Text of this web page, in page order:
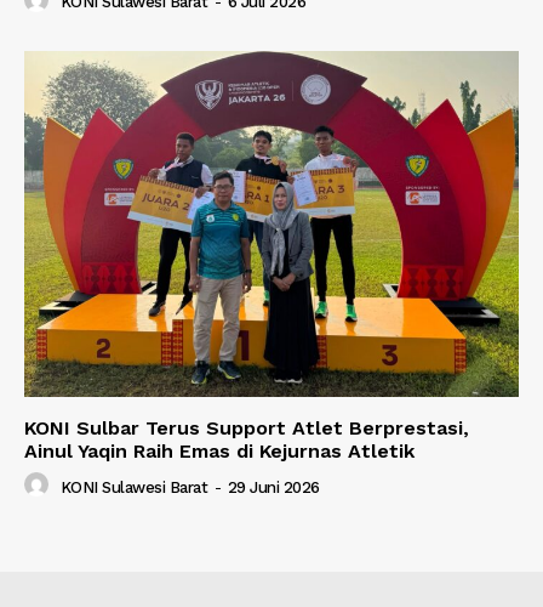
KONI Sulbar Terus Support Atlet Berprestasi,
Ainul Yaqin Raih Emas di Kejurnas Atletik
KONI Sulawesi Barat - 29 Juni 2026